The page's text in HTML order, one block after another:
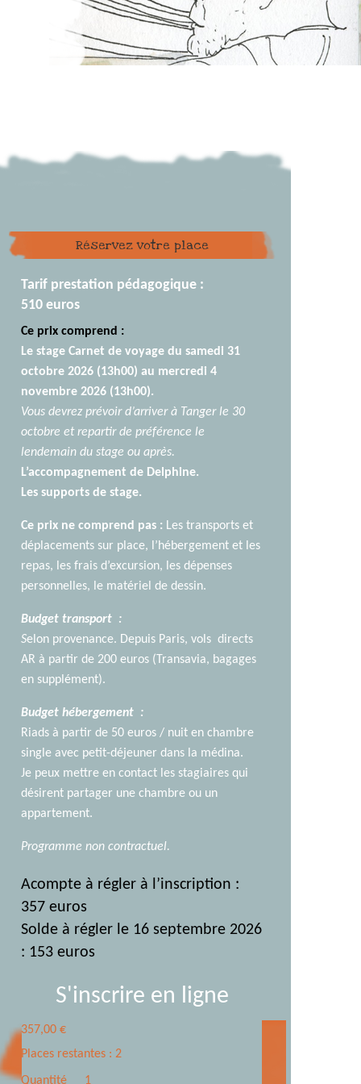
Réservez votre place
Tarif prestation pédagogique :
510 euros
Ce prix comprend :
Le stage Carnet de voyage du samedi 31
octobre 2026 (13h00) au mercredi 4
novembre 2026 (13h00).
Vous devrez prévoir d’arriver à Tanger le 30
octobre et repartir de préférence le
lendemain du stage ou après.
L’accompagnement de Delphine.
Les supports de stage.
Ce prix ne comprend pas : Les transports et
déplacements sur place, l’hébergement et les
repas, les frais d’excursion, les dépenses
personnelles, le matériel de dessin.
Budget transport :
Selon provenance. Depuis Paris, vols directs
AR à partir de 200 euros (Transavia, bagages
en supplément).
Budget hébergement :
Riads à partir de 50 euros / nuit en chambre
single avec petit-déjeuner dans la médina.
Je peux mettre en contact les stagiaires qui
désirent partager une chambre ou un
appartement.
Programme non contractuel.
Acompte à régler à l’inscription :
357 euros
Solde à régler le 16 septembre 2026
: 153 euros
S'inscrire en ligne
357,00€
Places restantes : 2
Quantité